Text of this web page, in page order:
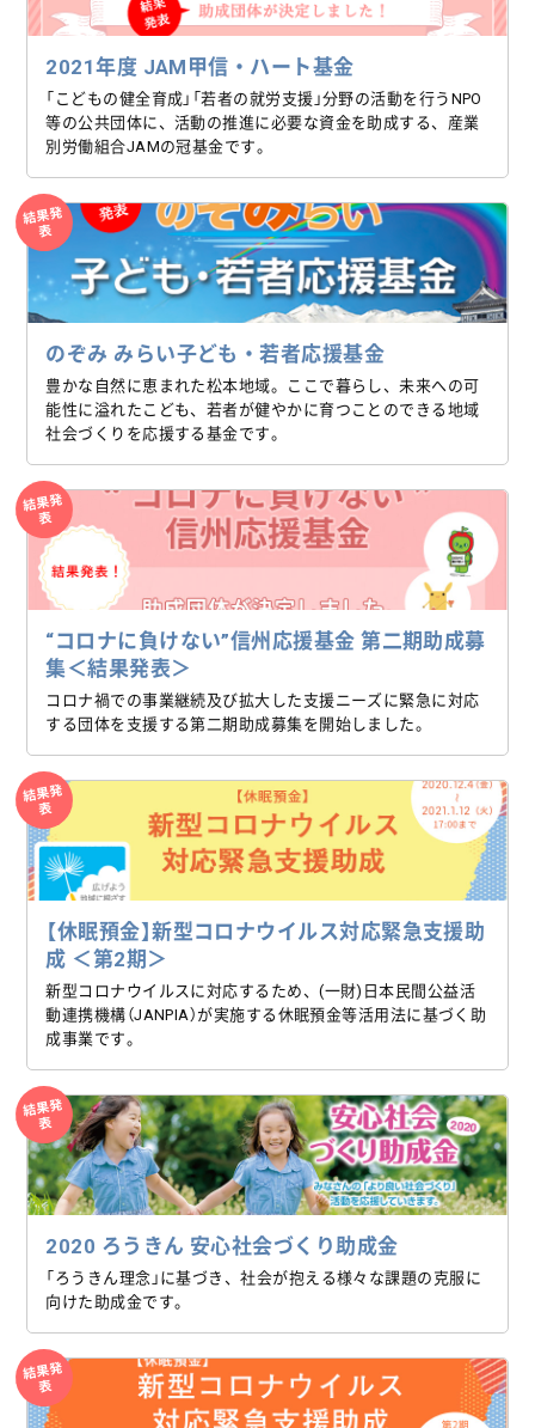
2021年度 JAM甲信・ハート基金
「こどもの健全育成」「若者の就労支援」分野の活動を行うNPO
等の公共団体に、活動の推進に必要な資金を助成する、産業
別労働組合JAMの冠基金です。
結果発
表
のぞみ みらい子ども・若者応援基金
豊かな自然に恵まれた松本地域。ここで暮らし、未来への可
能性に溢れたこども、若者が健やかに育つことのできる地域
社会づくりを応援する基金です。
結果発
表
“コロナに負けない”信州応援基金 第二期助成募
集＜結果発表＞
コロナ禍での事業継続及び拡大した支援ニーズに緊急に対応
する団体を支援する第二期助成募集を開始しました。
結果発
表
【休眠預金】新型コロナウイルス対応緊急支援助
成 ＜第2期＞
新型コロナウイルスに対応するため、(一財)日本民間公益活
動連携機構（JANPIA）が実施する休眠預金等活用法に基づく助
成事業です。
結果発
表
2020 ろうきん 安心社会づくり助成金
「ろうきん理念」に基づき、社会が抱える様々な課題の克服に
向けた助成金です。
結果発
表